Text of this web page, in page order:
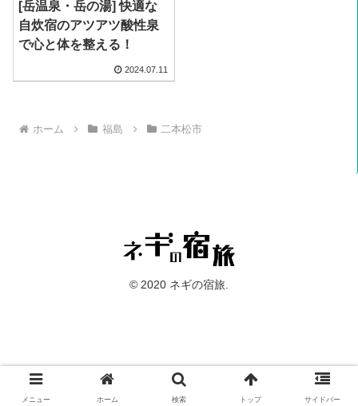
[岳温泉・岳の湯] 快適な
自炊宿のアツアツ酸性泉
で心と体を整える！
2024.07.11
ホーム 福島 二本松市
© 2020 ネギの宿旅.
メニュー ホーム 検索 トップ サイドバー